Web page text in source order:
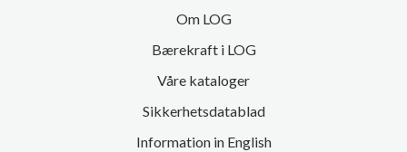
Om LOG
Bærekraft i LOG
Våre kataloger
Sikkerhetsdatablad
Information in English